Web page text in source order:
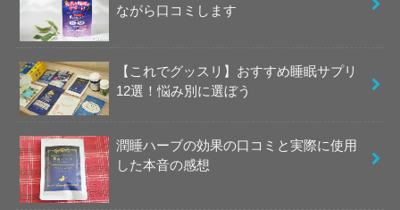
ながら口コミします
【これでグッスリ】おすすめ睡眠サプリ
12選！悩み別に選ぼう
潤睡ハーブの効果の口コミと実際に使用
した本音の感想